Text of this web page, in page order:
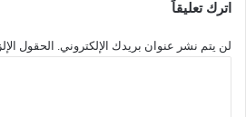
اترك تعليقاً
لن يتم نشر عنوان بريدك الإلكتروني. الحقول